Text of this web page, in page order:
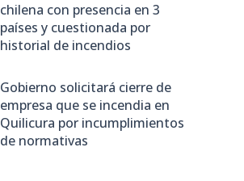
chilena con presencia en 3
países y cuestionada por
historial de incendios
Gobierno solicitará cierre de
empresa que se incendia en
Quilicura por incumplimientos
de normativas